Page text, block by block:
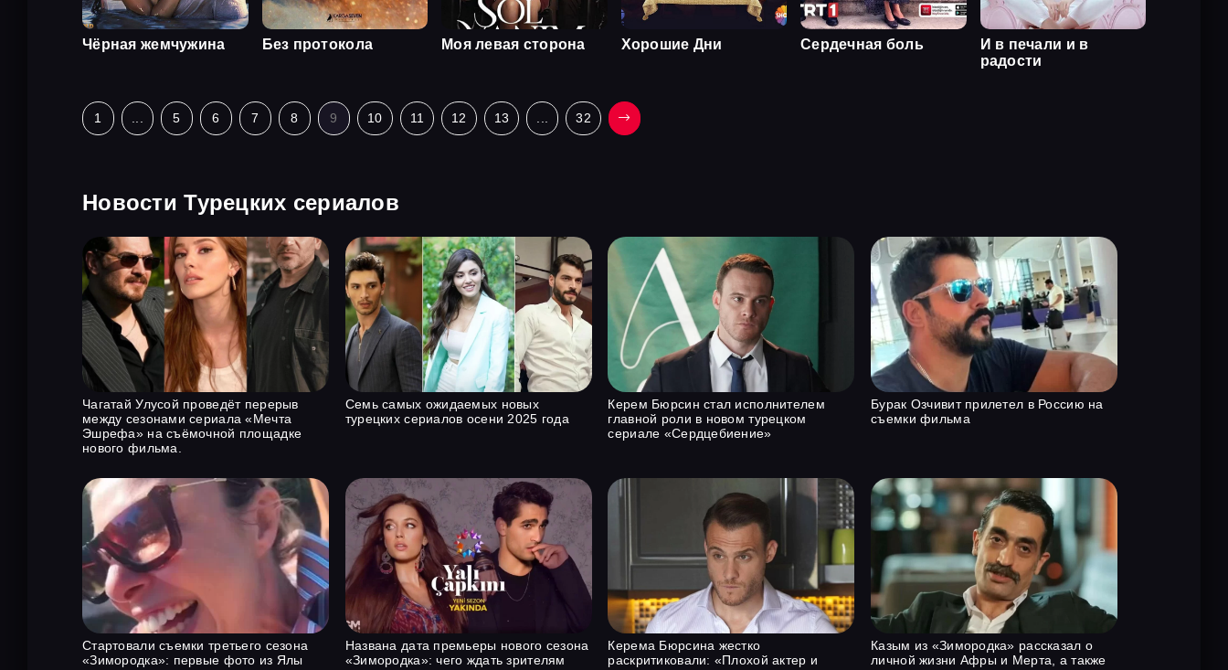
Чёрная жемчужина Без протокола Моя левая сторона Хорошие Дни Сердечная боль
И в печали и в
радости
1 5 6 7 8 9 10 11 12 13 32
Новости Турецких сериалов
Чагатай Улусой проведёт перерыв
между сезонами сериала «Мечта
Эшрефа» на съёмочной площадке
нового фильма.
Семь самых ожидаемых новых
турецких сериалов осени 2025 года
Керем Бюрсин стал исполнителем
главной роли в новом турецком
сериале «Сердцебиение»
Бурак Озчивит прилетел в Россию на
съемки фильма
Стартовали съемки третьего сезона
«Зимородка»: первые фото из Ялы
Названа дата премьеры нового сезона
«Зимородка»: чего ждать зрителям
Керема Бюрсина жестко
раскритиковали: «Плохой актер и
Казым из «Зимородка» рассказал о
личной жизни Афры и Мерта, а также